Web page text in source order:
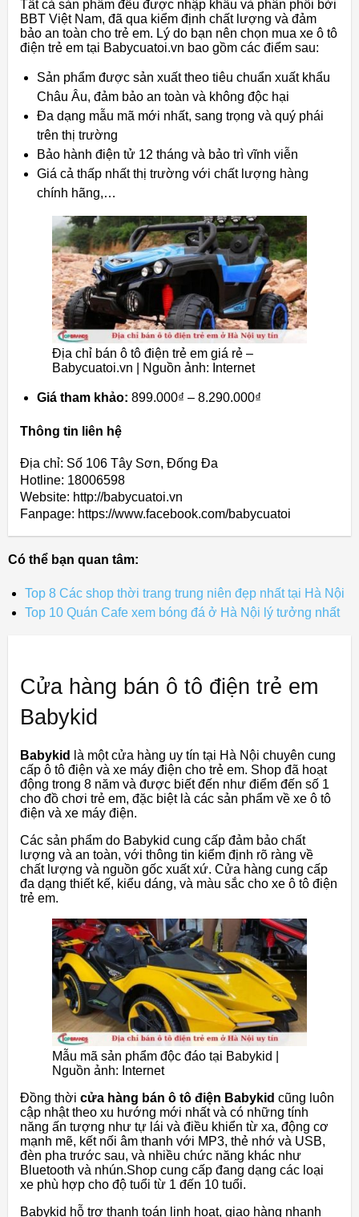
Tất cả sản phẩm đều được nhập khẩu và phân phối bởi
BBT Việt Nam, đã qua kiểm định chất lượng và đảm
bảo an toàn cho trẻ em. Lý do bạn nên chọn mua xe ô tô
điện trẻ em tại Babycuatoi.vn bao gồm các điểm sau:
Sản phẩm được sản xuất theo tiêu chuẩn xuất khẩu
Châu Âu, đảm bảo an toàn và không độc hại
Đa dạng mẫu mã mới nhất, sang trọng và quý phái
trên thị trường
Bảo hành điện tử 12 tháng và bảo trì vĩnh viễn
Giá cả thấp nhất thị trường với chất lượng hàng
chính hãng,…
Địa chỉ bán ô tô điện trẻ em giá rẻ –
Babycuatoi.vn | Nguồn ảnh: Internet
Giá tham khảo: 899.000₫ – 8.290.000₫
Thông tin liên hệ
Địa chỉ: Số 106 Tây Sơn, Đống Đa
Hotline: 18006598
Website: http://babycuatoi.vn
Fanpage: https://www.facebook.com/babycuatoi
Có thể bạn quan tâm:
Top 8 Các shop thời trang trung niên đẹp nhất tại Hà Nội
Top 10 Quán Cafe xem bóng đá ở Hà Nội lý tưởng nhất
Cửa hàng bán ô tô điện trẻ em
Babykid
Babykid
là một cửa hàng uy tín tại Hà Nội chuyên cung
cấp ô tô điện và xe máy điện cho trẻ em. Shop đã hoạt
động trong 8 năm và được biết đến như điểm đến số 1
cho đồ chơi trẻ em, đặc biệt là các sản phẩm về xe ô tô
điện và xe máy điện.
Các sản phẩm do Babykid cung cấp đảm bảo chất
lượng và an toàn, với thông tin kiểm định rõ ràng về
chất lượng và nguồn gốc xuất xứ. Cửa hàng cung cấp
đa dạng thiết kế, kiểu dáng, và màu sắc cho xe ô tô điện
trẻ em.
Mẫu mã sản phẩm độc đáo tại Babykid |
Nguồn ảnh: Internet
Đồng thời cửa hàng bán ô tô điện Babykid cũng luôn
cập nhật theo xu hướng mới nhất và có những tính
năng ấn tượng như tự lái và điều khiển từ xa, động cơ
mạnh mẽ, kết nối âm thanh với MP3, thẻ nhớ và USB,
đèn pha trước sau, và nhiều chức năng khác như
Bluetooth và nhún.Shop cung cấp đang dạng các loại
xe phù hợp cho độ tuổi từ 1 đến 10 tuổi.
Babykid hỗ trợ thanh toán linh hoạt, giao hàng nhanh